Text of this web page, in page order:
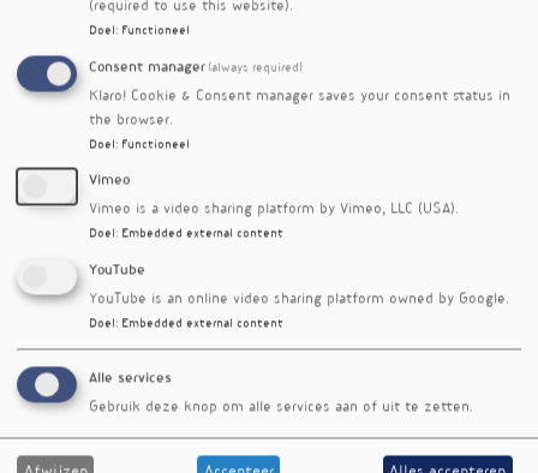
RSS-feed
Kantoormenu
Voedingsgeneeskunde
(required to use this website).
Doel : Functioneel
Consent manager (always required)
Klaro! Cookie & Consent manager saves your consent status in
the browser.
Doel : Functioneel
Vimeo
Vimeo is a video sharing platform by Vimeo, LLC (USA).
Doel : Embedded external content
YouTube
YouTube is an online video sharing platform owned by Google.
Doel : Embedded external content
Alle services
Gebruik deze knop om alle services aan of uit te zetten.